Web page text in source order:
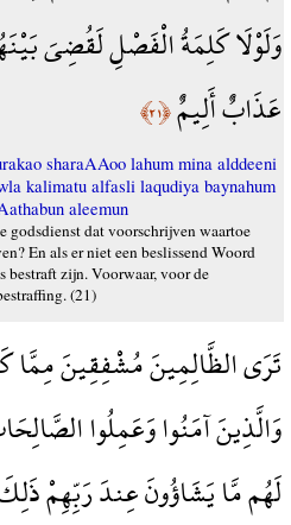
وَلَوْلَا كَلِمَةُ الْفَصْلِ لَقُضِيَ
عَذَابٌ أَلِيمٌ﴿٢١﴾
sharaAAoo lahum mina alddeeni
kalimatu alfasli laqudiya baynahum
aleemun
godsdienst dat voorschrijven waartoe
En als er niet een beslissend Woord
bestraft zijn. Voorwaar, voor de
(21)
تَرَى الظَّالِمِينَ مُشْفِقِينَ مِمَّا
وَالَّذِينَ آمَنُوا وَعَمِلُوا
لَهُم مَّا يَشَاؤُونَ عِندَ رَبِّهِمْ